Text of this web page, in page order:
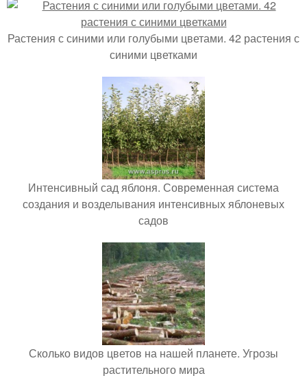
Растения с синими или голубыми цветами. 42 растения с
синими цветками
Интенсивный сад яблоня. Современная система
создания и возделывания интенсивных яблоневых
садов
Сколько видов цветов на нашей планете. Угрозы
растительного мира